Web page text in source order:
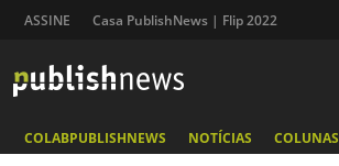
ASSINE Casa PublishNews | Flip 2022
COLABPUBLISHNEWS NOTÍCIAS COLUNAS